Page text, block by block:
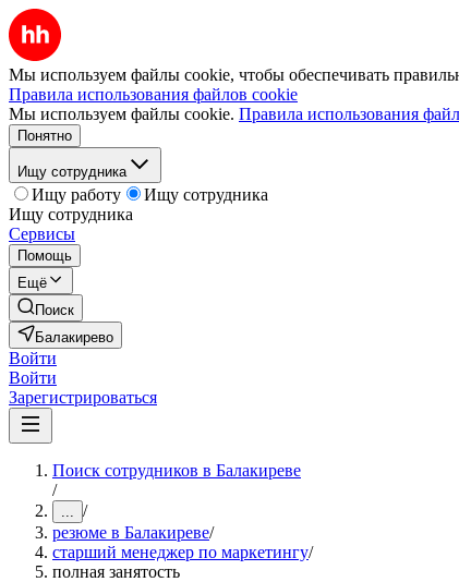
Мы используем файлы cookie, чтобы обеспечивать
Правила использования файлов cookie
Мы используем файлы cookie. Правила использования
Понятно
Ищу сотрудника
Ищу работу
Ищу сотрудника
Ищу сотрудника
Сервисы
Помощь
Ещё
Поиск
Балакирево
Войти
Войти
Зарегистрироваться
Поиск сотрудников в Балакиреве
/
... /
резюме в Балакиреве/
старший менеджер по маркетингу/
полная занятость